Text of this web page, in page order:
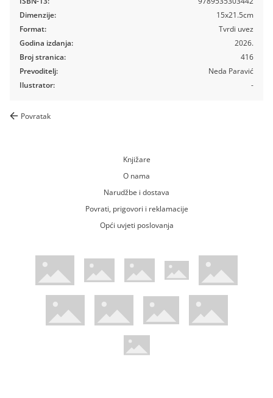
Dimenzije:
Format:
Godina izdanja:
Broj stranica:
Prevoditelj:
Ilustrator:
15x21.5cm
Tvrdi uvez
2026.
416
Neda Paravić
-
Povratak
Knjižare
O nama
Narudžbe i dostava
Povrati, prigovori i reklamacije
Opći uvjeti poslovanja
WsPay web stranicaMaestro web stranicaMastercard web stranicaAmerican Express web stranica
Visa web stranica
Diners web stranicaTrustwave certificiranoMastercard sigurnosni kod web
Pci Dss certificirano
Verified by Visa web stranica